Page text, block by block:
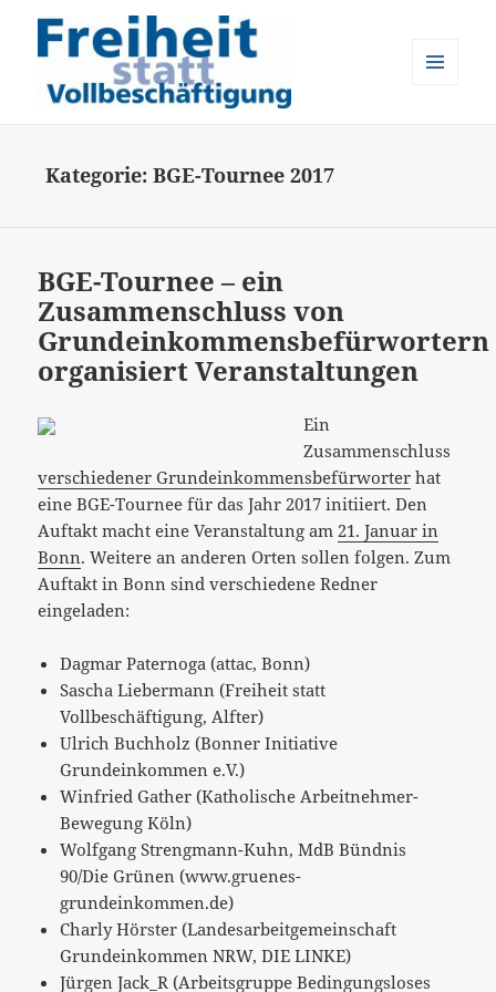
Kategorie:BGE-Tournee 2017
BGE-Tournee – ein
Zusammenschluss von
Grundeinkommensbefürwortern
organisiert Veranstaltungen
Ein
Zusammenschluss
verschiedener Grundeinkommensbefürworter hat
eine BGE-Tournee für das Jahr 2017 initiiert. Den
Auftakt macht eine Veranstaltung am 21. Januar in
Bonn. Weitere an anderen Orten sollen folgen. Zum
Auftakt in Bonn sind verschiedene Redner
eingeladen:
Dagmar Paternoga (attac, Bonn)
Sascha Liebermann (Freiheit statt
Vollbeschäftigung, Alfter)
Ulrich Buchholz (Bonner Initiative
Grundeinkommen e.V.)
Winfried Gather (Katholische Arbeitnehmer-
Bewegung Köln)
Wolfgang Strengmann-Kuhn, MdB Bündnis
90/Die Grünen (www.gruenes-
grundeinkommen.de)
Charly Hörster (Landesarbeitgemeinschaft
Grundeinkommen NRW, DIE LINKE)
Jürgen Jack_R (Arbeitsgruppe Bedingungsloses